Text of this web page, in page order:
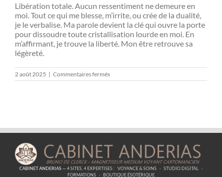
Libération totale. Aucun ressentiment ne demeure en
moi. Tout ce qui me blesse, m’irrite, ou crée de la dualité,
je le verbalise. Ma parole devient la clé qui ouvre la porte
pour dissoudre toute cristallisation lourde en moi. En
m’affirmant, je trouve la liberté. Mon être retrouve sa
légèreté.
2 août 2025 | Commentaires ferméssur
Messages
CABINET ANDERIAS— 4 SITES, 4 EXPERTISES : VOYANCE & SOINS · STUDIO DIGITAL
·
FORMATIONS · BOUTIQUE ÉSOTÉRIQUE